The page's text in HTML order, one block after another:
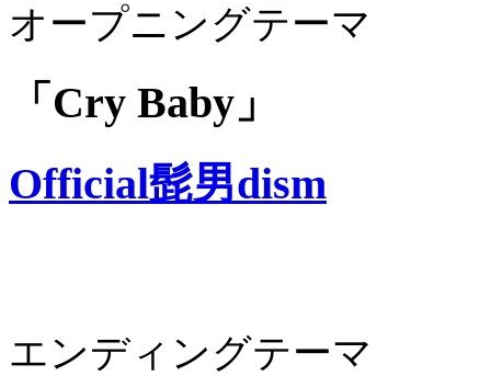
オープニングテーマ
「Cry Baby」
Official髭男dism
エンディングテーマ